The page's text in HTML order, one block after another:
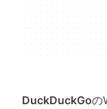
DuckDuckGoの